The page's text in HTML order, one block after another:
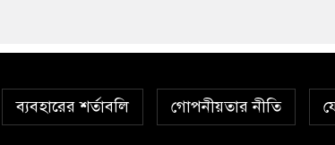
ব্যবহারের শর্তাবলি গোপনীয়তার নীতি